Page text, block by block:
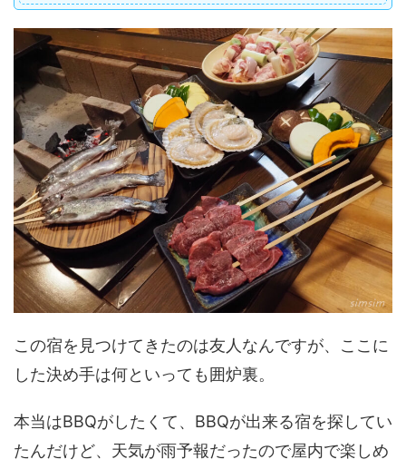
この宿を見つけてきたのは友人なんですが、ここに
した決め手は何といっても囲炉裏。
本当はBBQがしたくて、BBQが出来る宿を探してい
たんだけど、天気が雨予報だったので屋内で楽しめ